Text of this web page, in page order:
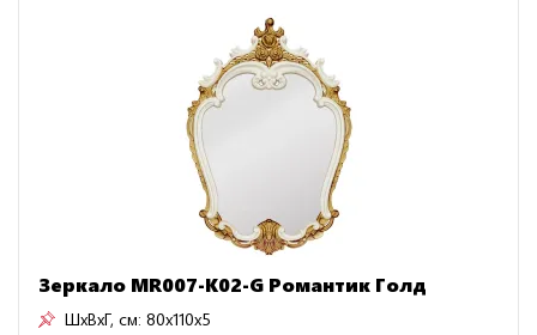
Зеркало MR007-K02-G Романтик Голд
ШxВxГ, см: 80x110x5